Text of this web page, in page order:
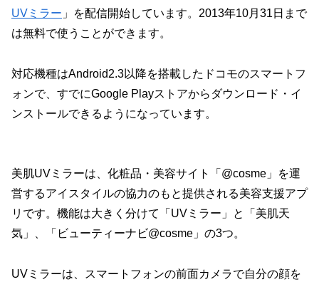
UVミラー 」を配信開始しています。2013年10月31日まで
は無料で使うことができます。
対応機種はAndroid2.3以降を搭載したドコモのスマートフ
ォンで、すでにGoogle Playストアからダウンロード・イ
ンストールできるようになっています。
美肌UVミラーは、化粧品・美容サイト「@cosme」を運
営するアイスタイルの協力のもと提供される美容支援アプ
リです。機能は大きく分けて「UVミラー」と「美肌天
気」、「ビューティーナビ@cosme」の3つ。
UVミラーは、スマートフォンの前面カメラで自分の顔を